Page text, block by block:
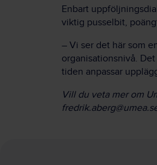
Enbart
viktig pusselbit,
– Vi ser det här som
organisationsnivå.
tiden anpassar
Vill du veta mer om